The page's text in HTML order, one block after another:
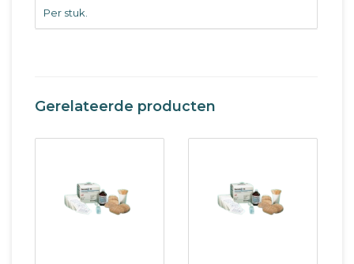
Per stuk.
Gerelateerde producten